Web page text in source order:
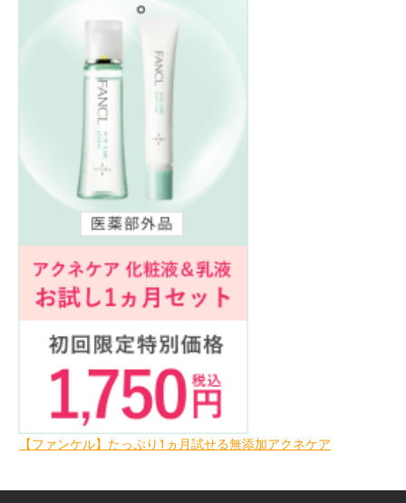
【ファンケル】たっぷり1ヵ月試せる無添加アクネケア